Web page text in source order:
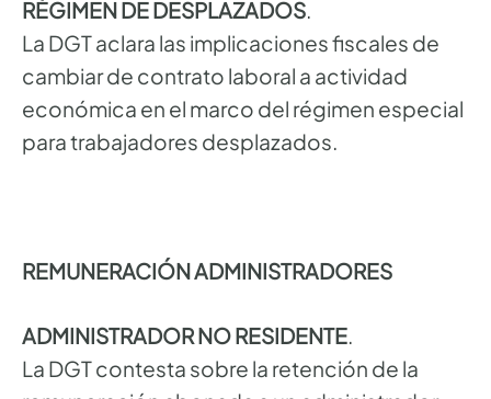
RÉGIMEN DE DESPLAZADOS.
La DGT aclara las implicaciones fiscales de
cambiar de contrato laboral a actividad
económica en el marco del régimen especial
para trabajadores desplazados.
REMUNERACIÓN ADMINISTRADORES
ADMINISTRADOR NO RESIDENTE
La DGT contesta sobre la retención de la